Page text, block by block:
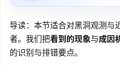
导读：本节适合对黑洞观测与
者。我们把看到的现象与成因
的识别与排错要点。